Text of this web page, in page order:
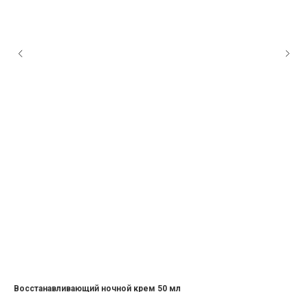
Восстанавливающий ночной крем 50 мл